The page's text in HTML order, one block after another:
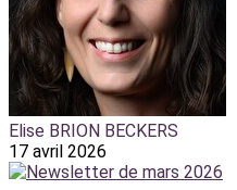
Elise BRION BECKERS
17 avril 2026